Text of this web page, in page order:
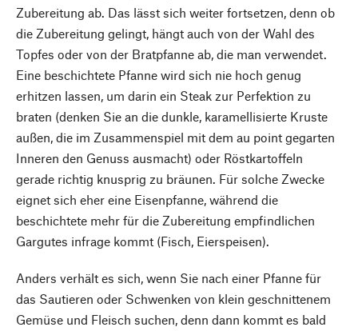
Zubereitung ab. Das lässt sich weiter fortsetzen, denn ob
die Zubereitung gelingt, hängt auch von der Wahl des
Topfes oder von der Bratpfanne ab, die man verwendet.
Eine beschichtete Pfanne wird sich nie hoch genug
erhitzen lassen, um darin ein Steak zur Perfektion zu
braten (denken Sie an die dunkle, karamellisierte Kruste
außen, die im Zusammenspiel mit dem au point gegarten
Inneren den Genuss ausmacht) oder Röstkartoffeln
gerade richtig knusprig zu bräunen. Für solche Zwecke
eignet sich eher eine Eisenpfanne, während die
beschichtete mehr für die Zubereitung empfindlichen
Gargutes infrage kommt (Fisch, Eierspeisen).
Anders verhält es sich, wenn Sie nach einer Pfanne für
das Sautieren oder Schwenken von klein geschnittenem
Gemüse und Fleisch suchen, denn dann kommt es bald